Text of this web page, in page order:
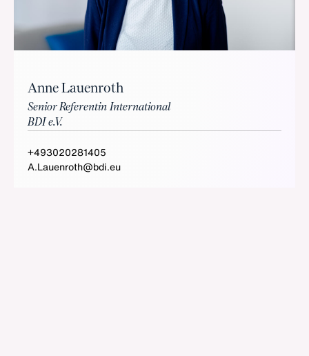
Anne Lauenroth
Senior Referentin International
BDI e.V.
+493020281405
A.Lauenroth@bdi.eu